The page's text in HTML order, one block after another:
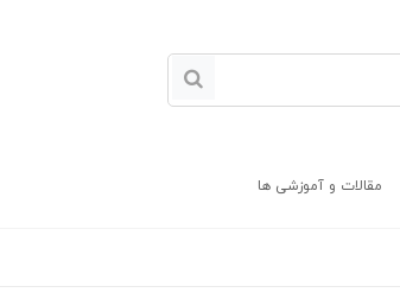
مقالات و آموزشی ها